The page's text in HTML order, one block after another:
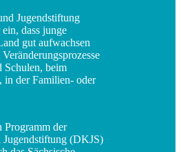
Jugendstiftung
dass junge
gut aufwachsen
Schulen, beim
in der Familien- oder
Programm der
(DKJS)